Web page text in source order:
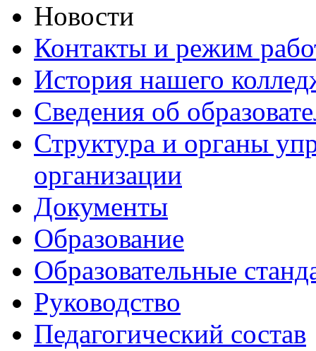
Новости
Контакты и режим
История нашего
Сведения об
Структура и органы
организации
Документы
Образование
Образовательные
Руководство
Педагогический состав